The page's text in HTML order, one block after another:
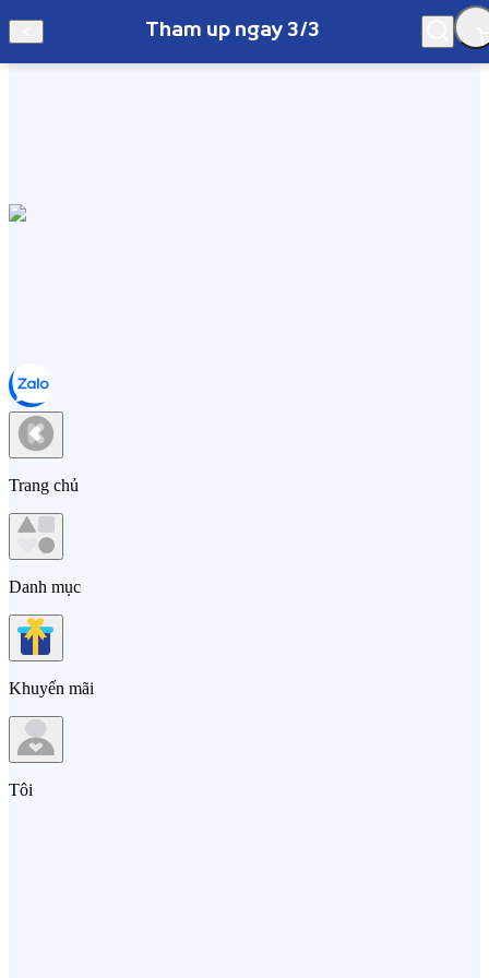
Tham up ngay 3/3
Hà Nội
Tham up ngay 3/3
Trang chủ
Danh mục
Khuyến mãi
Tôi